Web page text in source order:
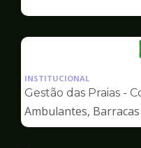
INSTITUCIONAL
Gestão das Praias -
Ambulantes,